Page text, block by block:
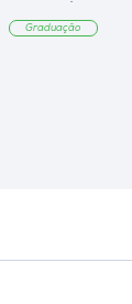
Graduação